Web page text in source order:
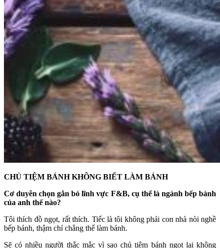
CHỦ TIỆM BÁNH KHÔNG BIẾT LÀM BÁNH
Cơ duyên chọn gắn bó lĩnh vực F&B, cụ thể là ngành bếp bánh
của anh thế nào?
Tôi thích đồ ngọt, rất thích. Tiếc là tôi không phải con nhà nòi nghề
bếp bánh, thậm chí chẳng thể làm bánh.
Sẽ có nhiều người thắc mắc vì sao chủ tiệm bánh ngọt lại không